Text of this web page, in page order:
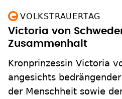
VOLKSTRAUERTAG
Victoria von
Zusammenhalt
Kronprinzessin Victoria
angesichts
der Menschheit sowie